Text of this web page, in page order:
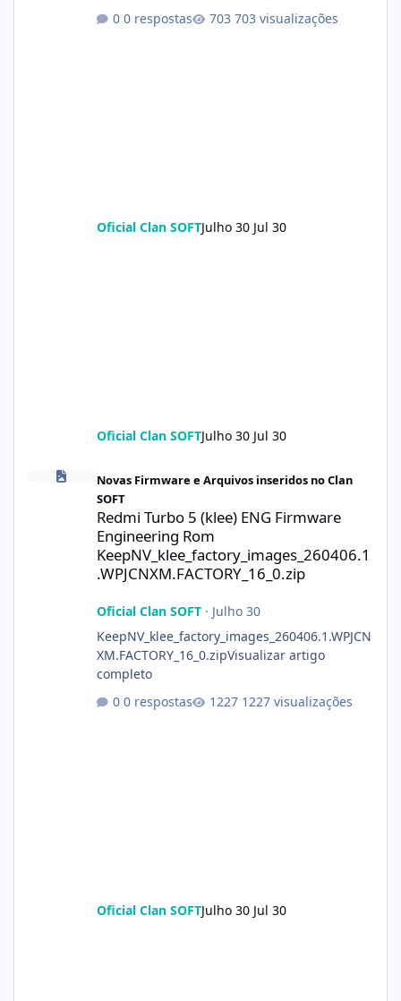
0 respostas
703 visualizações
Oficial Clan SOFTJulho 30 Jul 30
Oficial Clan SOFTJulho 30 Jul 30
Novas Firmware e Arquivos inseridos no Clan
SOFT
Redmi Turbo 5 (klee) ENG Firmware
Engineering Rom
KeepNV_klee_factory_images_260406.1
.WPJCNXM.FACTORY_16_0.zip
Oficial Clan SOFT· Julho 30
KeepNV_klee_factory_images_260406.1.WPJCN
XM.FACTORY_16_0.zipVisualizar artigo
completo
0 respostas
1227 visualizações
Oficial Clan SOFTJulho 30 Jul 30